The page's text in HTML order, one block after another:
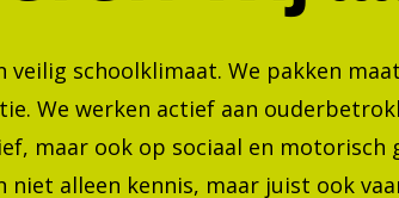
We werken actief aan
maar ook op sociaal en
alleen kennis, maar juist ook